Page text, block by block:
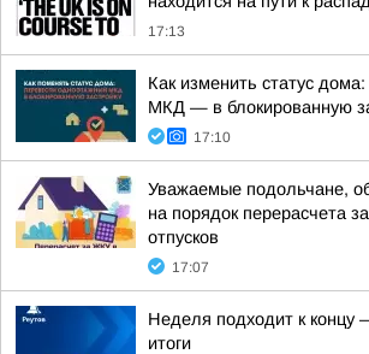
17:13
Как изменить статус
МКД — в блокированную
17:10
Уважаемые подольчане,
на порядок перерасчета
отпусков
17:07
Неделя подходит к концу
итоги